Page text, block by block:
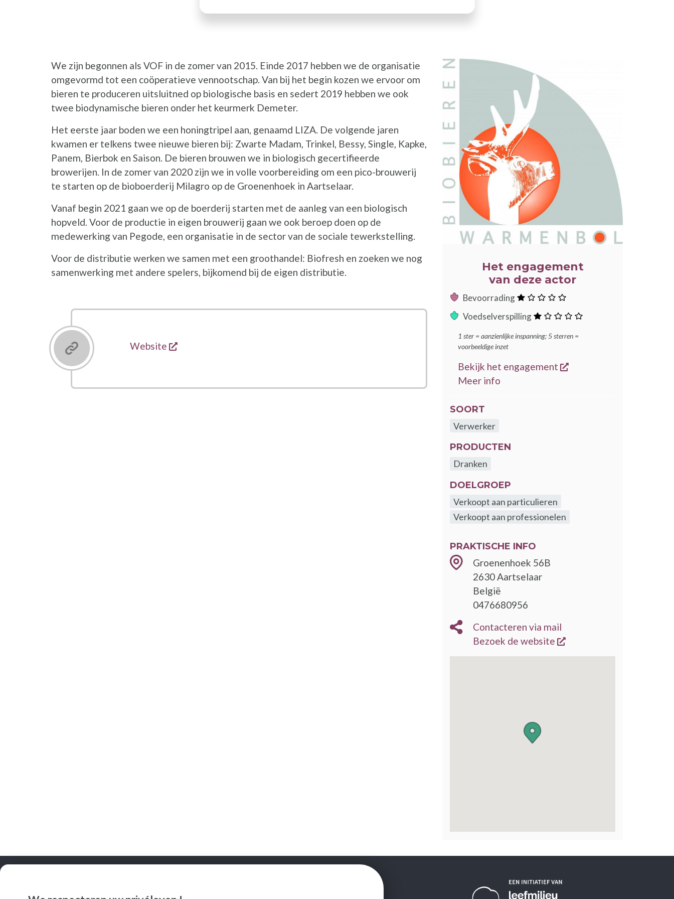
We zijn begonnen als VOF in de zomer van 2015. Einde 2017 hebben we de organisatie
omgevormd tot een coöperatieve vennootschap. Van bij het begin kozen we ervoor om
bieren te produceren uitsluitned op biologische basis en sedert 2019 hebben we ook
twee biodynamische bieren onder het keurmerk Demeter.
Het eerste jaar boden we een honingtripel aan, genaamd LIZA. De volgende jaren
kwamen er telkens twee nieuwe bieren bij: Zwarte Madam, Trinkel, Bessy, Single, Kapke,
Panem, Bierbok en Saison. De bieren brouwen we in biologisch gecertifieerde
browerijen. In de zomer van 2020 zijn we in volle voorbereiding om een pico-brouwerij
te starten op de bioboerderij Milagro op de Groenenhoek in Aartselaar.
Vanaf begin 2021 gaan we op de boerderij starten met de aanleg van een biologisch
hopveld. Voor de productie in eigen brouwerij gaan we ook beroep doen op de
medewerking van Pegode, een organisatie in de sector van de sociale tewerkstelling.
Voor de distributie werken we samen met een groothandel: Biofresh en zoeken we nog
samenwerking met andere spelers, bijkomend bij de eigen distributie.
Links
Website opent een nieuw venster
ILLUSTRATIE
Het engagement
van deze actor
Bevoorrading
Voedselverspilling
1 ster = aanzienlijke inspanning; 5 sterren =
voorbeeldige inzet
Bekijk het engagement
opent een nieuw venster
Meer info
SOORT
Verwerker
PRODUCTEN
Dranken
DOELGROEP
Verkoopt aan particulieren
Verkoopt aan professionelen
PRAKTISCHE INFO
Groenenhoek 56B
2630 Aartselaar
België
0476680956
Contacteren via mail
Bezoek de website
opent een nieuw venster